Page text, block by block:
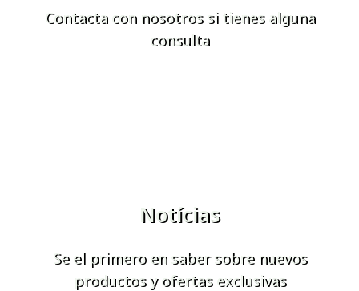
Contacta con nosotros si tienes alguna
consulta
Notícias
Se el primero en saber sobre nuevos
productos y ofertas exclusivas